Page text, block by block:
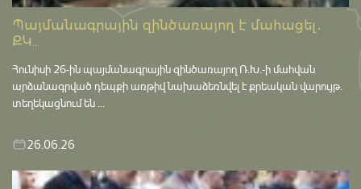
Պայմանագրային զինծառայող է մահացել․
ՔԿ...
Հունիսի 26-ին պայմանագրային զինծառայող Ռ.Խ.-ի մահվան
արձանագրված դեպքի առթիվ նախաձեռնվել է քրեական վարույթ․
տեղեկացնում են ...
26.06.26